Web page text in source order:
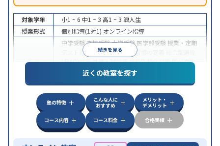
続きを見る
対象学年 小1 ~ 6 中1 ~ 3 高1 ~ 3 浪人生
授業形式
個別指導(1対1) オンライン指導
中学受験高校受験大学受験 医学部受験 授業・定期
テスト対策
内申点対策 学習習慣の定着
(旧AO)対策推薦入試対策学校別特化対策国公立大
私大対策共通テスト対策
英語・英会話特化
特徴
中高一貫校生に対応授業の振替可能 不登校生に対
オンライン対応 1科目から受講可能季節講習の
みの受講可
自習室あり
近くの教室を探す
塾の特徴
こんな人に
おすすめ
メリット・
デメリット
コース内容
コース料金 合格実績